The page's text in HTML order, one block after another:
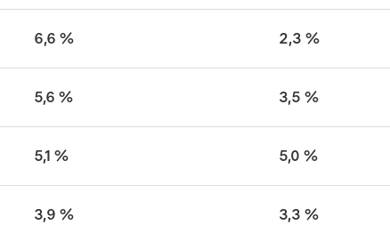
6,6 % 2,3 %
5,6 % 3,5 %
5,1 % 5,0 %
3,9 % 3,3 %